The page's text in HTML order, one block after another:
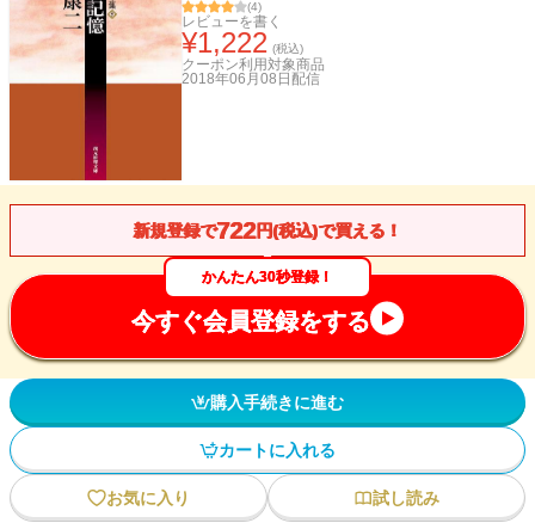
(4)
レビューを書く
¥1,222 (税込)
クーポン利用対象商品
2018年06月08日 配信
新規登録で722円(税込)で買える！
かんたん30秒登録！
今すぐ会員登録をする
購入手続きに進む
カートに入れる
お気に入り
試し読み